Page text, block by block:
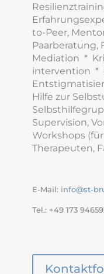
to-Peer,
Paarberatung,
Mediation *
intervention *
Hilfe zur
Supervision,
Workshops
Therapeuten,
E-Mail: info@st-
Tel.: +49 173